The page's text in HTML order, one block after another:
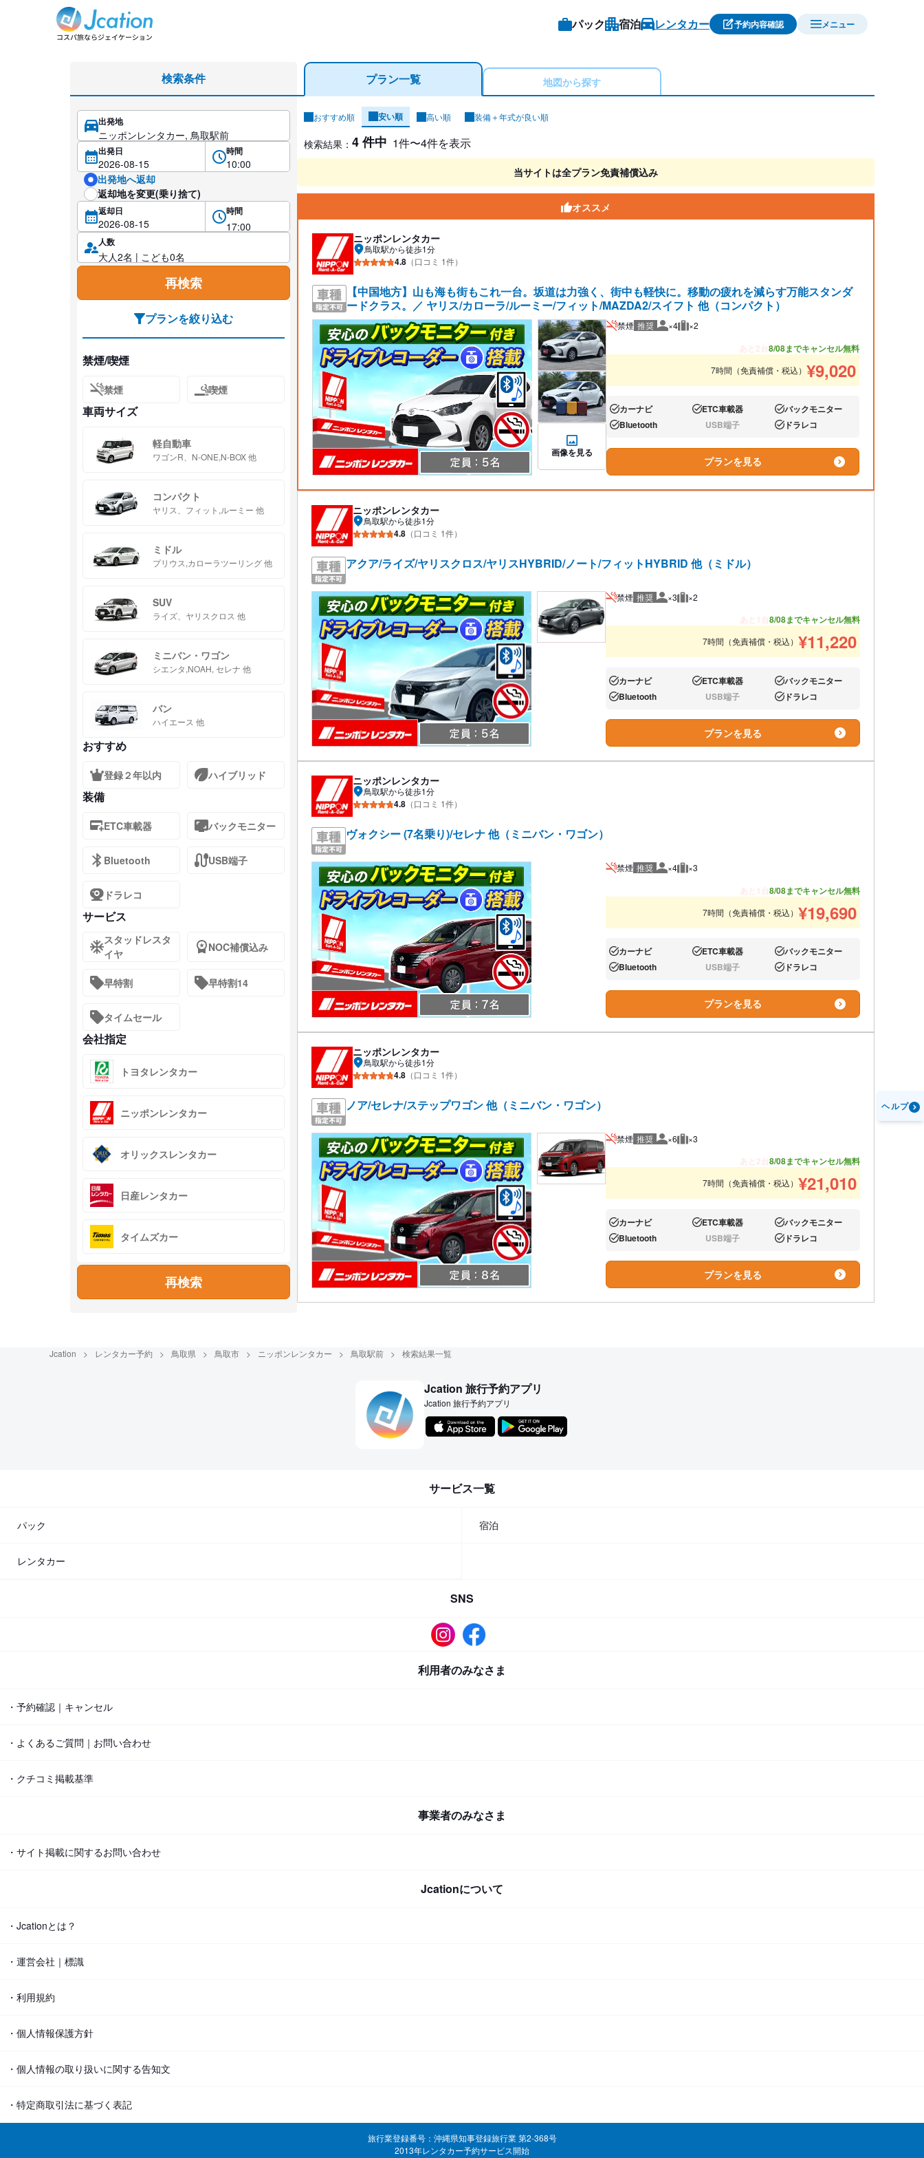
パック 宿泊 レンタカー 予約内容確認 メニュー
プラン一覧 地図から探す
おすすめ順 安い順 高い順 装備＋年式が良い順
レンタカー検索結果
検索結果： 4 件中 1件〜4件を表示
当サイトは全プラン免責補償込み
オススメ
ニッポンレンタカー
鳥取駅から徒歩1分
4.8 （口コミ 1件）
【中国地方】山も海も街もこれ一台。坂道は力強く、街中も軽快に。移動の疲れを減らす万能スタンダ
ードクラス。／ ヤリス/カローラ/ルーミー/フィット/MAZDA2/スイフト 他（コンパクト）
画像を見る
禁煙 推奨 推奨人数
×4 推奨荷物
×2
8/08までキャンセル無料
7時間（免責補償・税込） ¥9,020
あり:カーナビ あり:ETC車載器 あり:バックモニター
あり:Bluetooth なし:USB端子 あり:ドラレコ
プランを見る
ニッポンレンタカー
鳥取駅から徒歩1分
4.8 （口コミ 1件）
アクア/ライズ/ヤリスクロス/ヤリスHYBRID/ノート/フィットHYBRID 他（ミドル）
禁煙 推奨 推奨人数
×3 推奨荷物
×2
8/08までキャンセル無料
7時間（免責補償・税込） ¥11,220
あり:カーナビ あり:ETC車載器 あり:バックモニター
あり:Bluetooth なし:USB端子 あり:ドラレコ
プランを見る
ニッポンレンタカー
鳥取駅から徒歩1分
4.8 （口コミ 1件）
ヴォクシー (7名乗り)/セレナ 他（ミニバン・ワゴン）
禁煙 推奨 推奨人数
×4 推奨荷物
×3
8/08までキャンセル無料
7時間（免責補償・税込） ¥19,690
あり:カーナビ あり:ETC車載器 あり:バックモニター
あり:Bluetooth なし:USB端子 あり:ドラレコ
プランを見る
ニッポンレンタカー
鳥取駅から徒歩1分
4.8 （口コミ 1件）
ノア/セレナ/ステップワゴン 他（ミニバン・ワゴン）
禁煙 推奨 推奨人数
×6 推奨荷物
×3
8/08までキャンセル無料
7時間（免責補償・税込） ¥21,010
あり:カーナビ あり:ETC車載器 あり:バックモニター
あり:Bluetooth なし:USB端子 あり:ドラレコ
プランを見る
検索条件
出発地
出発日 時間
出発地へ返却
返却地を変更(乗り捨て)
返却日 時間
人数
再検索
プランを絞り込む
禁煙/喫煙
禁煙 喫煙
車両サイズ
軽自動車
ワゴンR、N-ONE,N-BOX 他
コンパクト
ヤリス、フィット,ルーミー 他
ミドル
プリウス,カローラツーリング 他
SUV
ライズ、ヤリスクロス 他
ミニバン・ワゴン
シエンタ,NOAH, セレナ 他
バン
ハイエース 他
おすすめ
登録２年以内 ハイブリッド
装備
ETC車載器 バックモニター
Bluetooth USB端子
ドラレコ
サービス
スタッドレスタ
イヤ
NOC補償込み
早特割 早特割14
タイムセール
会社指定
トヨタレンタカー
ニッポンレンタカー
オリックスレンタカー
日産レンタカー
タイムズカー
再検索
ヘルプ
Jcation レンタカー予約 鳥取県 鳥取市 ニッポンレンタカー 鳥取駅前 検索結果一覧
Jcation 旅行予約アプリ
Jcation 旅行予約アプリ
サービス一覧
パック 宿泊
レンタカー
SNS
利用者のみなさま
・予約確認｜キャンセル
・よくあるご質問｜お問い合わせ
・クチコミ掲載基準
事業者のみなさま
・サイト掲載に関するお問い合わせ
Jcationについて
・Jcationとは？
・運営会社｜標識
・利用規約
・個人情報保護方針
・個人情報の取り扱いに関する告知文
・特定商取引法に基づく表記
旅行業登録番号：沖縄県知事登録旅行業 第2-368号
2013年レンタカー予約サービス開始